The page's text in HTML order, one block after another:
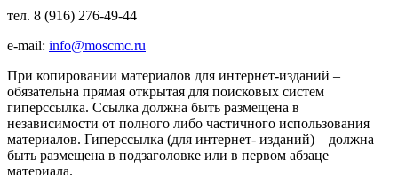
тел. 8 (916) 276-49-44
e-mail: info@moscmc.ru
При копировании материалов для интернет-изданий –
обязательна прямая открытая для поисковых систем
гиперссылка. Ссылка должна быть размещена в
независимости от полного либо частичного использования
материалов. Гиперссылка (для интернет- изданий) – должна
быть размещена в подзаголовке или в первом абзаце
материала.